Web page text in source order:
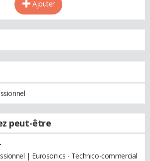
Ajouter
peut-être
| Eurosonics - Technico-commercial